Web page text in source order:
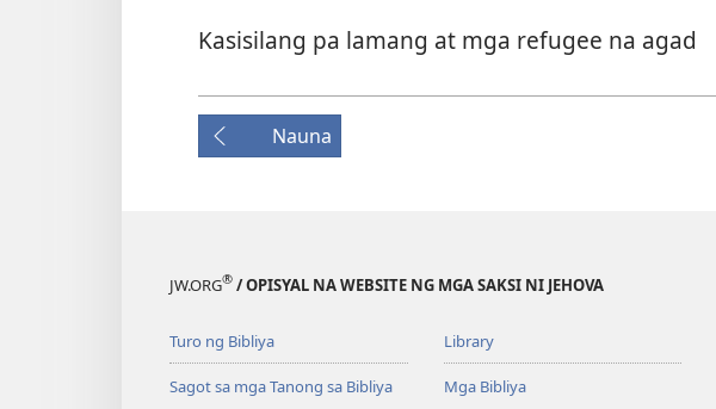
Kasisilang pa lamang at mga refugee na agad
Nauna
JW.ORG® / OPISYAL NA WEBSITE NG MGA SAKSI NI JEHOVA
Turo ng Bibliya
Sagot sa mga Tanong sa Bibliya
Library
Mga Bibliya